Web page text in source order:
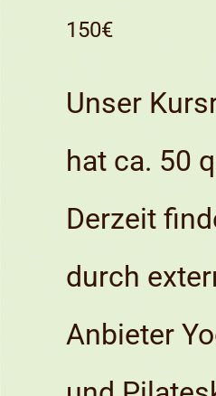
150€
Unser
hat ca. 50
Derzeit
durch
Anbieter